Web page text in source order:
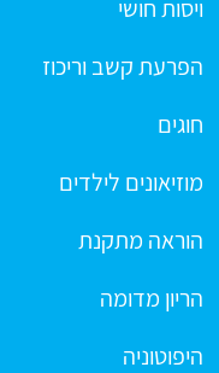
ויסות חושי
הפרעת קשב וריכוז
חוגים
מוזיאונים לילדים
הוראה מתקנת
הריון מדומה
היפוטוניה